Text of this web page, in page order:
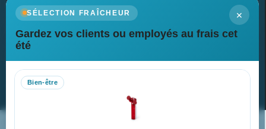
×
SÉLECTION FRAÎCHEUR
Gardez vos clients ou employés au frais cet
été
Bien-être
Newsletter
Recevez nos dernières nouvelles et nos offres spéciales
Nos expertises & accompagnement global